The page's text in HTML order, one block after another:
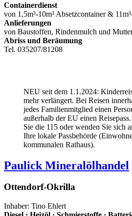
Containerdienst
von 1,5m³-10m³ Absetzcontainer &
Anlieferungen
von Baustoffen, Rindenmulch und
Abriss und Beräumung
Tel. 035207/81208
NEU seit dem 1.1.2024:
mehr verlängert. Bei Reisen
jedes Familienmitglied einen
außerhalb der EU einen
Sie die 115 oder wenden Sie sich
Ihre lokale Passbehörde
kommunalen Rathaus).
Paulick Mineralölhandel
Ottendorf-Okrilla
Inhaber: Tino Ehlert